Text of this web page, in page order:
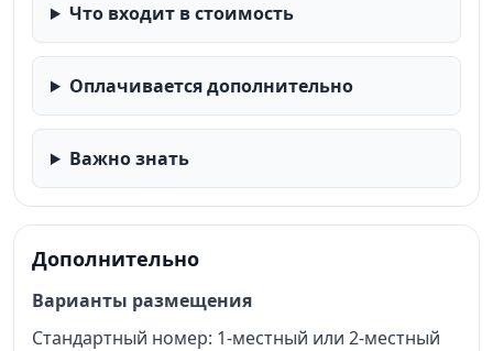
Что входит в стоимость
Оплачивается дополнительно
Важно знать
Дополнительно
Варианты размещения
Стандартный номер: 1-местный или 2-местный